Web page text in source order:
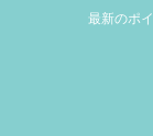
最新のポ